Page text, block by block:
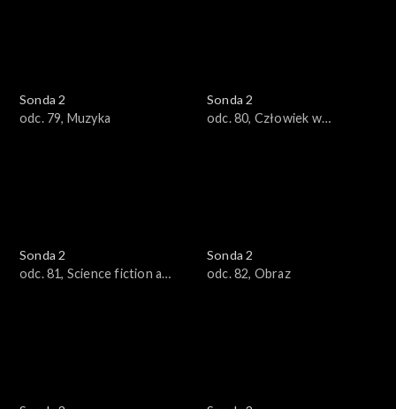
Sonda 2
odc. 79, Muzyka
Sonda 2
odc. 80, Człowiek w
Sonda 2
odc. 81, Science fiction a
Sonda 2
odc. 82, Obraz